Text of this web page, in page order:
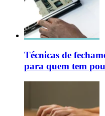
Técnicas de
para quem tem